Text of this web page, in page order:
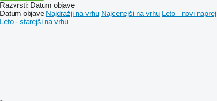
Razvrsti: Datum objave
Datum objave Najdražji na vrhu Najcenejši na vrhu Leto - novi naprej
Leto - starejši na vrhu